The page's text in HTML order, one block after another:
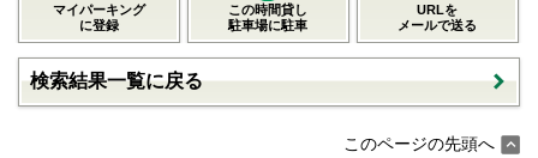
マイパーキング
に登録
この時間貸し
駐車場に駐車
URLを
メールで送る
検索結果一覧に戻る
このページの先頭へ